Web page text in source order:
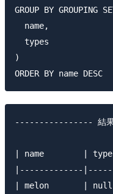
GROUP BY GROUPING
  name,
  types
)
---------------- 結
| name        |
|-------------
| melon       |